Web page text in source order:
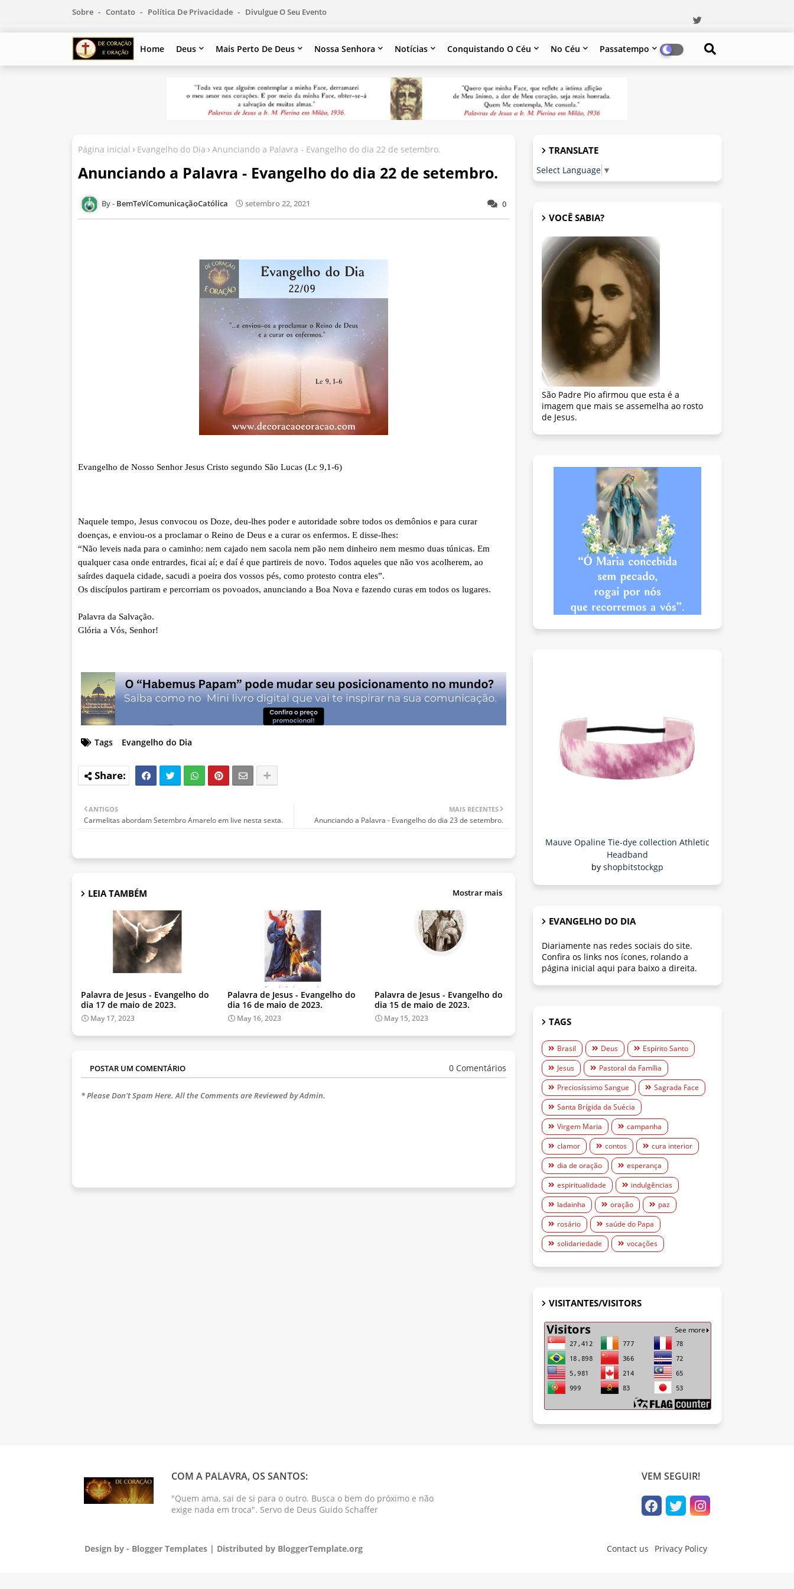
Sobre Contato Política De Privacidade Divulgue O Seu Evento
Home Deus Mais Perto De Deus Nossa Senhora Notícias Conquistando O Céu No Céu Passatempo
Página inicial Evangelho do Dia Anunciando a Palavra - Evangelho do dia 22 de setembro.
Anunciando a Palavra - Evangelho do dia 22 de setembro.
0
BemTeVíComunicaçãoCatólica setembro 22, 2021
Evangelho de Nosso Senhor Jesus Cristo segundo São Lucas (Lc 9,1-6)
Naquele tempo, Jesus convocou os Doze, deu-lhes poder e autoridade sobre todos os demônios e para curar
doenças, e enviou-os a proclamar o Reino de Deus e a curar os enfermos. E disse-lhes:
“Não leveis nada para o caminho: nem cajado nem sacola nem pão nem dinheiro nem mesmo duas túnicas. Em
qualquer casa onde entrardes, ficai aí; e daí é que partireis de novo. Todos aqueles que não vos acolherem, ao
saírdes daquela cidade, sacudi a poeira dos vossos pés, como protesto contra eles”.
Os discípulos partiram e percorriam os povoados, anunciando a Boa Nova e fazendo curas em todos os lugares.
Palavra da Salvação.
Glória a Vós, Senhor!
Tags Evangelho do Dia
MAIS RECENTES
Anunciando a Palavra - Evangelho do dia 23 de setembro.
ANTIGOS
Carmelitas abordam Setembro Amarelo em live nesta sexta.
LEIA TAMBÉM Mostrar mais
Palavra de Jesus - Evangelho do
dia 17 de maio de 2023.
May 17, 2023
Palavra de Jesus - Evangelho do
dia 16 de maio de 2023.
May 16, 2023
Palavra de Jesus - Evangelho do
dia 15 de maio de 2023.
May 15, 2023
POSTAR UM COMENTÁRIO 0 Comentários
* Please Don't Spam Here. All the Comments are Reviewed by Admin.
TRANSLATE
Select Language ▼
VOCÊ SABIA?
São Padre Pio afirmou que esta é a
imagem que mais se assemelha ao rosto
de Jesus.
Mauve Opaline Tie-dye collection Athletic
Headband
by shopbitstockgp
EVANGELHO DO DIA
Diariamente nas redes sociais do site.
Confira os links nos ícones, rolando a
página inicial aqui para baixo a direita.
TAGS
Brasil Deus
Espírito Santo
Jesus
Pastoral da Família
Preciosíssimo Sangue
Sagrada Face
Santa Brígida da Suécia
Virgem Maria
campanha
clamor
contos
cura interior
dia de oração
esperança
espiritualidade
indulgências
ladainha
oração
paz
rosário
saúde do Papa
solidariedade
vocações
VISITANTES/VISITORS
COM A PALAVRA, OS SANTOS:
"Quem ama, sai de si para o outro. Busca o bem do próximo e não
exige nada em troca". Servo de Deus Guido Schaffer
VEM SEGUIR!
Contact us Privacy Policy
Design by - Blogger Templates | Distributed by BloggerTemplate.org